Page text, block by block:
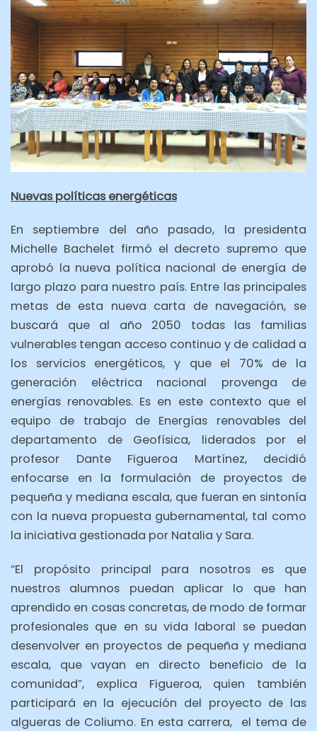
Nuevas políticas energéticas
En septiembre del año pasado, la presidenta
Michelle Bachelet firmó el decreto supremo que
aprobó la nueva política nacional de energía de
largo plazo para nuestro país. Entre las principales
metas de esta nueva carta de navegación, se
buscará que al año 2050 todas las familias
vulnerables tengan acceso continuo y de calidad a
los servicios energéticos, y que el 70% de la
generación eléctrica nacional provenga de
energías renovables. Es en este contexto que el
equipo de trabajo de Energías renovables del
departamento de Geofísica, liderados por el
profesor Dante Figueroa Martínez, decidió
enfocarse en la formulación de proyectos de
pequeña y mediana escala, que fueran en sintonía
con la nueva propuesta gubernamental, tal como
la iniciativa gestionada por Natalia y Sara.
“El propósito principal para nosotros es que
nuestros alumnos puedan aplicar lo que han
aprendido en cosas concretas, de modo de formar
profesionales que en su vida laboral se puedan
desenvolver en proyectos de pequeña y mediana
escala, que vayan en directo beneficio de la
comunidad”, explica Figueroa, quien también
participará en la ejecución del proyecto de las
algueras de Coliumo. En esta carrera, el tema de